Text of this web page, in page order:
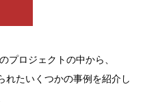
プロジェクトの中から、
れたいくつかの事例を紹介し